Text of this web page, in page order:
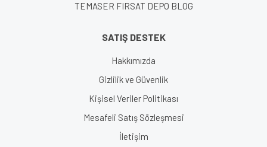
TEMASER FIRSAT DEPO BLOG
SATIŞ DESTEK
Hakkımızda
Gizlilik ve Güvenlik
Kişisel Veriler Politikası
Mesafeli Satış Sözleşmesi
İletişim